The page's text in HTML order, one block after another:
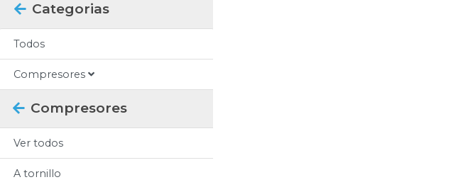
Categorias
Todos
Compresores
Compresores
Ver todos
A tornillo